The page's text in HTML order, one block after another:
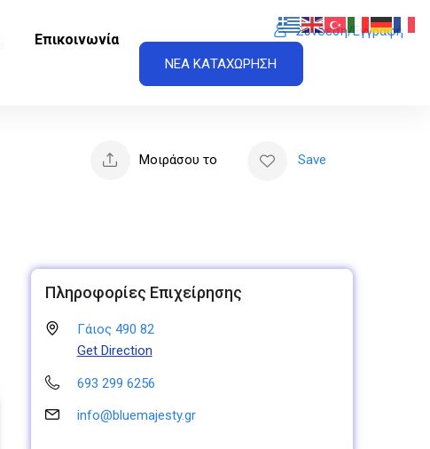
Επικοινωνία
Σύνδεση/Εγγραφή
ΝΕΑ ΚΑΤΑΧΩΡΗΣΗ
Μοιράσου το Save
Πληροφορίες Επιχείρησης
Γάιος 490 82
Get Direction
693 299 6256
info@bluemajesty.gr